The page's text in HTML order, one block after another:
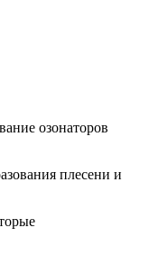
озонаторов
плесени и